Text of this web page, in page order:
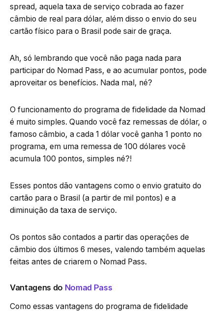
spread, aquela taxa de serviço cobrada ao fazer
câmbio de real para dólar, além disso o envio do seu
cartão físico para o Brasil pode sair de graça.
Ah, só lembrando que você não paga nada para
participar do Nomad Pass, e ao acumular pontos, pode
aproveitar os benefícios. Nada mal, né?
O funcionamento do programa de fidelidade da Nomad
é muito simples. Quando você faz remessas de dólar, o
famoso câmbio, a cada 1 dólar você ganha 1 ponto no
programa, em uma remessa de 100 dólares você
acumula 100 pontos, simples né?!
Esses pontos dão vantagens como o envio gratuito do
cartão para o Brasil (a partir de mil pontos) e a
diminuição da taxa de serviço.
Os pontos são contados a partir das operações de
câmbio dos últimos 6 meses, valendo também aquelas
feitas antes de criarem o Nomad Pass.
Vantagens do Nomad Pass
Como essas vantagens do programa de fidelidade